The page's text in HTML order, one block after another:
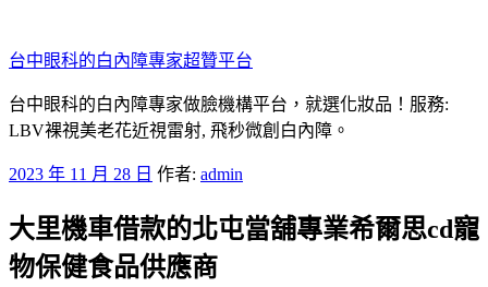
至
主
要
內
台中眼科的白內障專家超贊平台
台中眼科的白內障專家做臉機構平台，就選化妝品！服務:
LBV裸視美老花近視雷射, 飛秒微創白內障。
發
於
2023 年 11 月 28 日 作者: admin
大里機車借款的北屯當舖專業希爾思cd寵
物保健食品供應商